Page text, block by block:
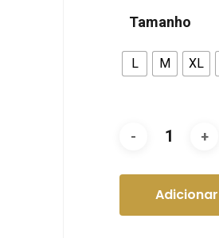
Tamanho
L M XL
Adicionar